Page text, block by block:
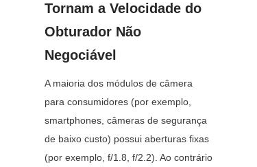
Tornam a Velocidade do
Obturador Não
Negociável
A maioria dos módulos de câmera
para consumidores (por exemplo,
smartphones, câmeras de segurança
de baixo custo) possui aberturas fixas
(por exemplo, f/1.8, f/2.2). Ao contrário